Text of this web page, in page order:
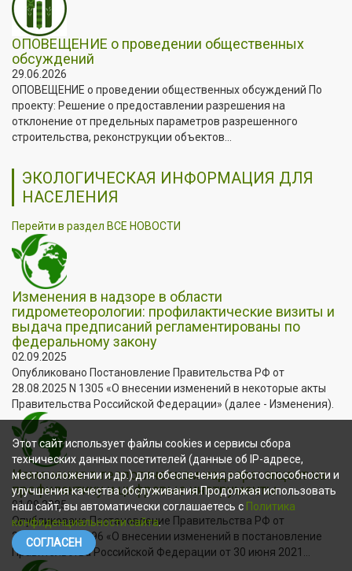
ОПОВЕЩЕНИЕ о проведении общественных
обсуждений
29.06.2026
ОПОВЕЩЕНИЕ о проведении общественных обсуждений По
проекту: Решение о предоставлении разрешения на
отклонение от предельных параметров разрешенного
строительства, реконструкции объектов...
ЭКОЛОГИЧЕСКАЯ ИНФОРМАЦИЯ ДЛЯ
НАСЕЛЕНИЯ
Перейти в раздел ВСЕ НОВОСТИ
Изменения в надзоре в области
гидрометеорологии: профилактические визиты и
выдача предписаний регламентированы по
федеральному закону
02.09.2025
Опубликовано Постановление Правительства РФ от
28.08.2025 N 1305 «О внесении изменений в некоторые акты
Правительства Российской Федерации» (далее - Изменения).
Изменения в геологическом надзоре: акцент на
профилактику и цифровые инструменты
01.09.2025
Опубликовано Постановление Правительства РФ от
27.08.2025 N 1296 «О внесении изменений в постановление
Правительства Российской Федерации от 30 июня 2021...
Этот сайт использует файлы cookies и сервисы сбора
технических данных посетителей (данные об IP-адресе,
местоположении и др.) для обеспечения работоспособности и
улучшения качества обслуживания.Продолжая использовать
наш сайт, вы автоматически соглашаетесь с Политика
конфиденциальности сайта.
СОГЛАСЕН